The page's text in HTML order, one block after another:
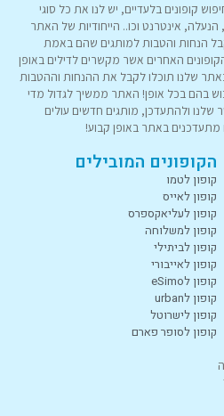
קופונים בלעדיים, יש לנו את כל סוגי
הנעלה, אינטרנט וכו.. הייחודיות של האתר
הנחות והטבות למותגים שהם באמת
האחרים אשר מקשרים לדילים באופן
שלנו תוכלו לקבל את ההנחות וההטבות
בהם בכל אופן! האתר ממשיך לגדול מדי
שלנו ולהתעדכן, מותגים חדשים עולים
מתעדכנים באתר באופן קבוע!
הקופונים המובילים
קופון לטמו
קופון לאייס
קופון לעליאקספרס
קופון למשלוחה
קופון לביתילי
קופון לאייבורי
קופון לeSimo
קופון לurban
קופון לישרוטל
קופון לסופר פארם